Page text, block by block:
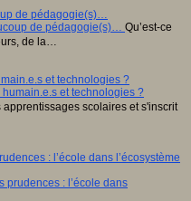
de pédagogie(s)…
Qu’est-ce
de la…
et technologies ?
scolaires et s'inscrit
: l’école dans l’écosystème